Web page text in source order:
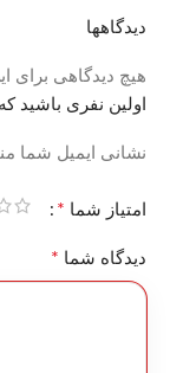
دیدگاهها
هیچ دیدگاهی
اولین نفری باشید که
نشانی ایمیل شما
امتیاز شما *
دیدگاه شما *